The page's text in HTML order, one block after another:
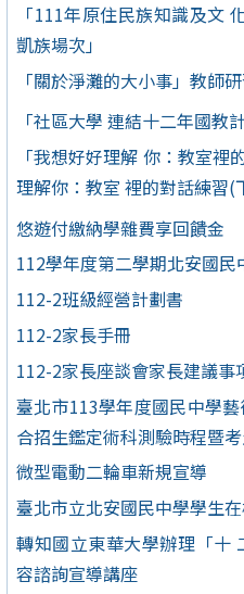
「111年原住民族知識及文
凱族場次」
「關於淨灘的大小事」教師
「社區大學 連結十二年國教
「我想好好理解 你：教室
理解你：教室 裡的對話練習(
悠遊付繳納學雜費享回饋金
112學年度第二學期北安國
112-2班級經營計劃書
112-2家長手冊
112-2家長座談會家長建議事
臺北市113學年度國民中學
合招生鑑定術科測驗時程暨
微型電動二輪車新規宣導
臺北市立北安國民中學學生
轉知國立東華大學辦理「十
容諮詢宣導講座